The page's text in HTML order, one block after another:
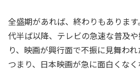
全盛期があれば、終わりもありま
代半ば以降、テレビの急速な普及
り、映画が興行面で不振に見舞われ
つまり、日本映画が急に面白くな